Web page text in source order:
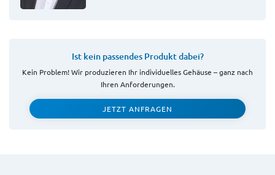
Ist kein passendes Produkt dabei?
Kein Problem! Wir produzieren Ihr individuelles Gehäuse – ganz nach
Ihren Anforderungen.
JETZT ANFRAGEN